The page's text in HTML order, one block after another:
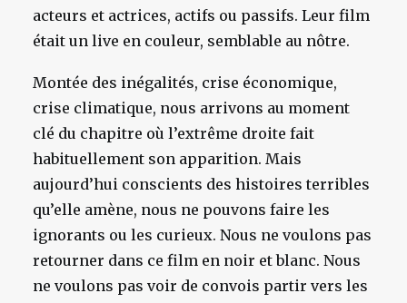
acteurs et actrices, actifs ou passifs. Leur film
était un live en couleur, semblable au nôtre.
Montée des inégalités, crise économique,
crise climatique, nous arrivons au moment
clé du chapitre où l’extrême droite fait
habituellement son apparition. Mais
aujourd’hui conscients des histoires terribles
qu’elle amène, nous ne pouvons faire les
ignorants ou les curieux. Nous ne voulons pas
retourner dans ce film en noir et blanc. Nous
ne voulons pas voir de convois partir vers les